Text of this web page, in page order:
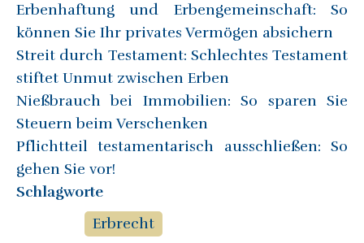
Erbenhaftung und Erbengemeinschaft: So
können Sie Ihr privates Vermögen absichern
Streit durch Testament: Schlechtes Testament
stiftet Unmut zwischen Erben
Nießbrauch bei Immobilien: So sparen Sie
Steuern beim Verschenken
Pflichtteil testamentarisch ausschließen: So
gehen Sie vor!
Schlagworte
Erbrecht